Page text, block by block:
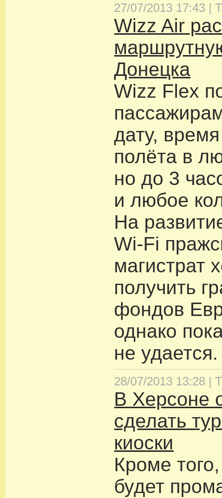
27/07/2013 17:43 |
Wizz Air
Донецка
Wizz Flex
дату,
полёта в
но до 3
и любое
На
Wi-Fi
магистрат
получить
фондов
однако
не удается.
28/07/2013 13:28 |
В Херсоне
сделать
киоски
Кроме
будет